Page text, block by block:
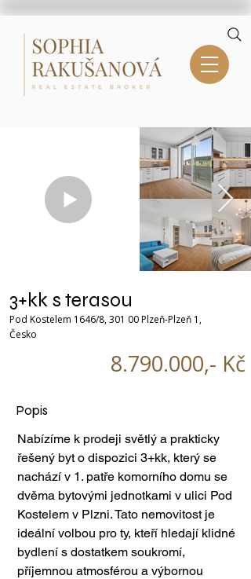
3+kk s terasou
Pod Kostelem 1646/8, 301 00 Plzeň-Plzeň 1,
Česko
8.790.000,- Kč
Popis
Nabízíme k prodeji světlý a prakticky
řešený byt o dispozici 3+kk, který se
nachází v 1. patře komorního domu se
dvěma bytovými jednotkami v ulici Pod
Kostelem v Plzni. Tato nemovitost je
ideální volbou pro ty, kteří hledají klidné
bydlení s dostatkem soukromí,
příjemnou atmosférou a výbornou